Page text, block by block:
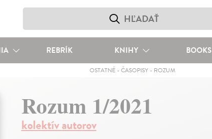
REBRÍK KNIHY BOOKS
OSTATNÉ- ČASOPISY- ROZUM
Rozum 1/2021
kolektív autorov